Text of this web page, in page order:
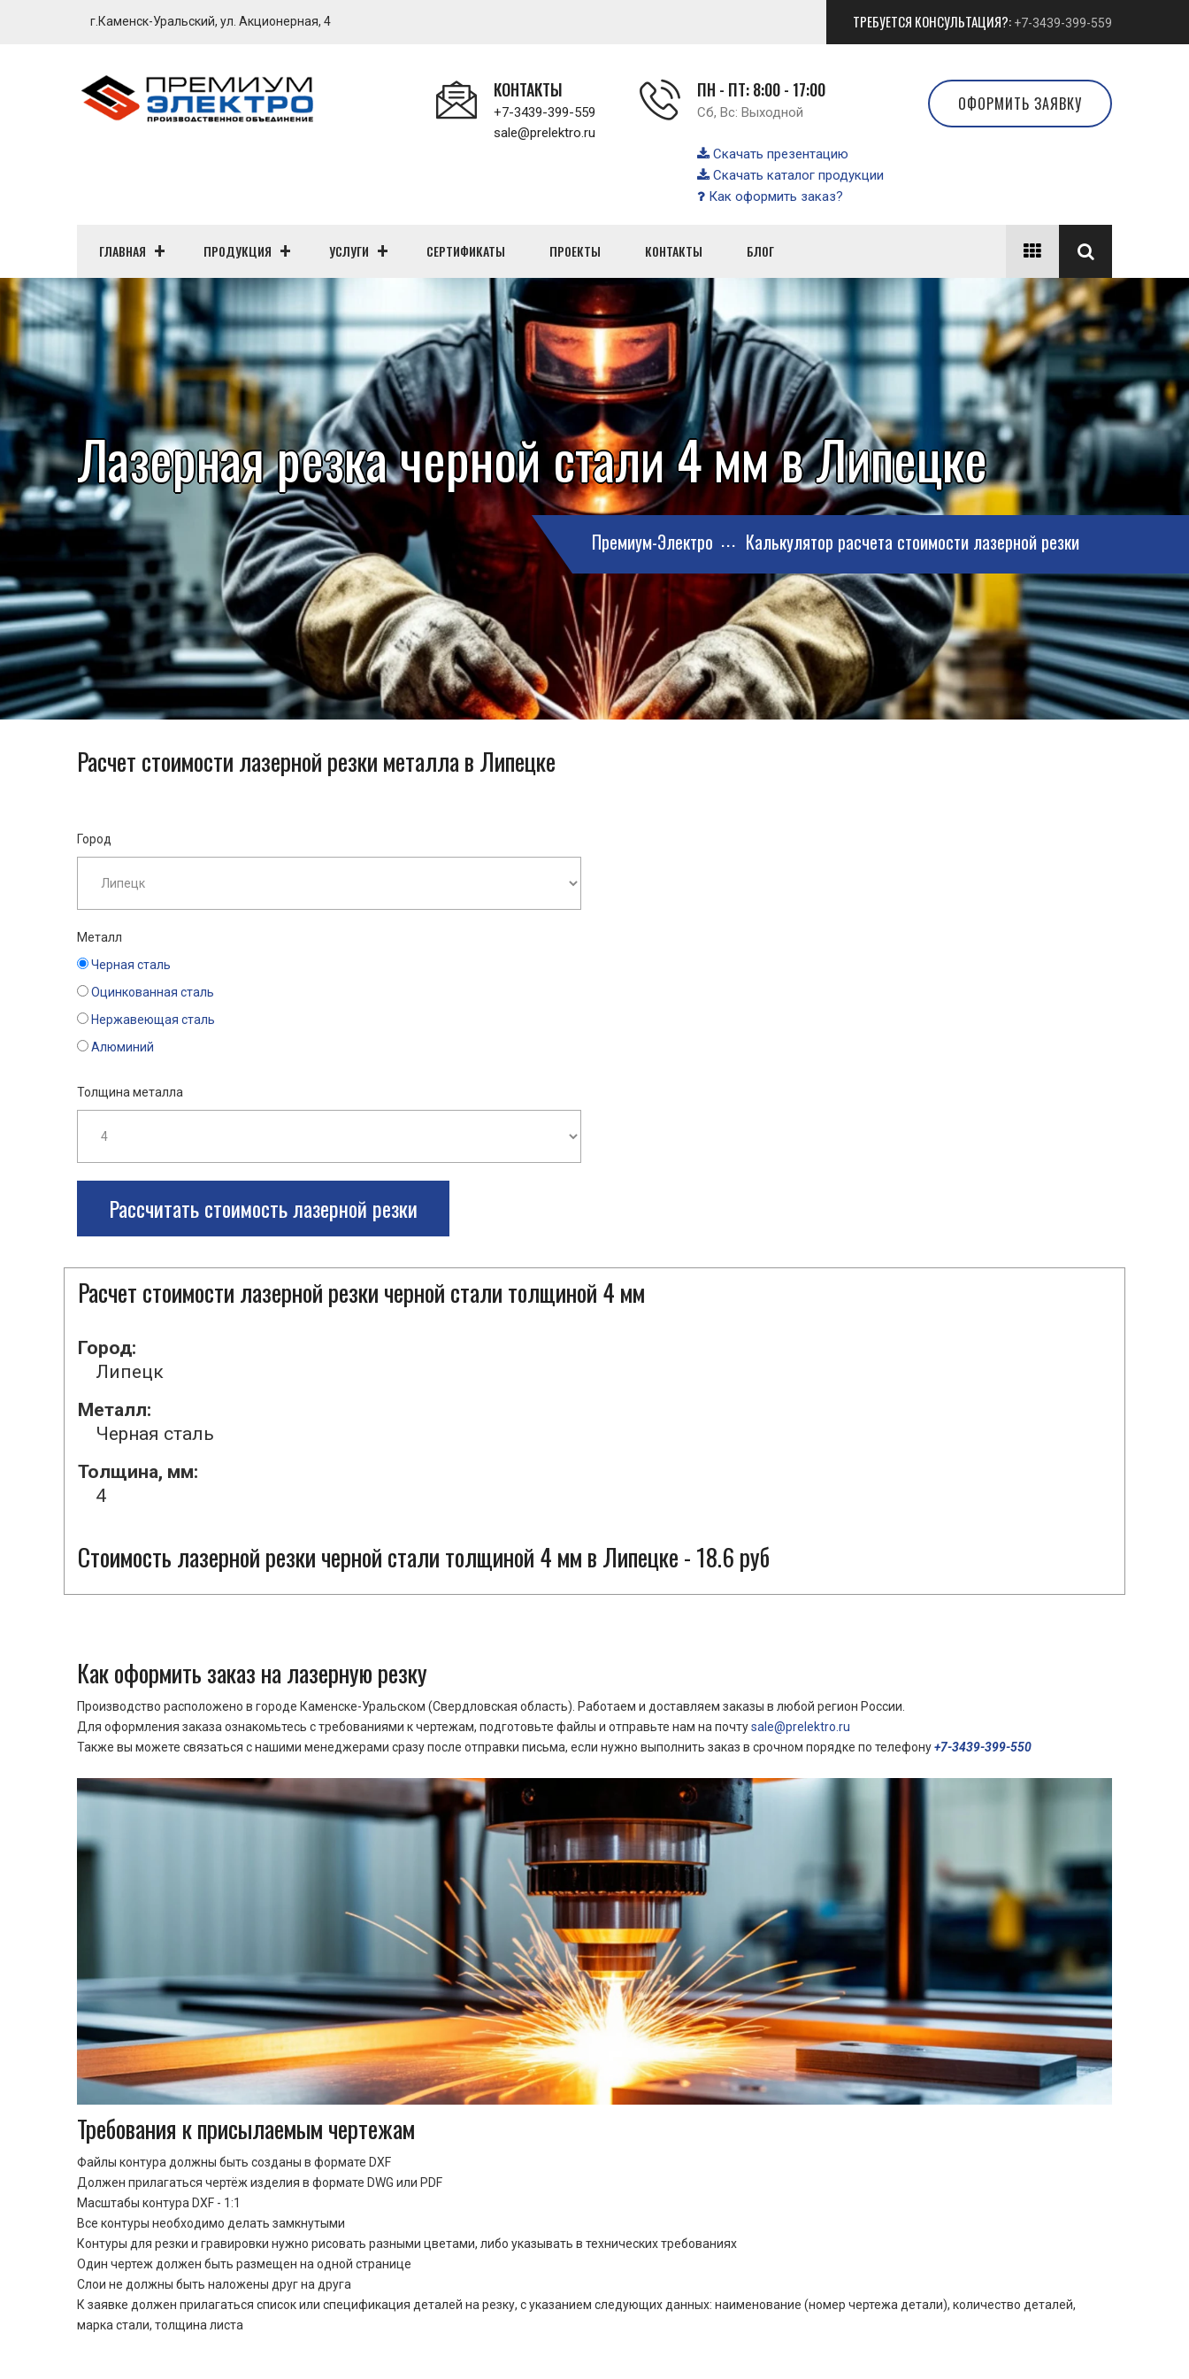
г.Каменск-Уральский, ул. Акционерная, 4 ТРЕБУЕТСЯ КОНСУЛЬТАЦИЯ?: +7-3439-399-559
КОНТАКТЫ
+7-3439-399-559
sale@prelektro.ru
ПН - ПТ: 8:00 - 17:00
Сб, Вс: Выходной
Скачать презентацию
Скачать каталог продукции
Как оформить заказ?
ОФОРМИТЬ ЗАЯВКУ
ГЛАВНАЯ ПРОДУКЦИЯ УСЛУГИ СЕРТИФИКАТЫ ПРОЕКТЫ КОНТАКТЫ БЛОГ
Лазерная резка черной стали 4 мм в Липецке
Премиум-Электро Калькулятор расчета стоимости лазерной резки
Расчет стоимости лазерной резки металла в Липецке
Город
Металл
Черная сталь
Оцинкованная сталь
Нержавеющая сталь
Алюминий
Толщина металла
Рассчитать стоимость лазерной резки
Расчет стоимости лазерной резки черной стали толщиной 4 мм
Город:
Липецк
Металл:
Черная сталь
Толщина, мм:
4
Стоимость лазерной резки черной стали толщиной 4 мм в Липецке - 18.6 руб
Как оформить заказ на лазерную резку
Производство расположено в городе Каменске-Уральском (Свердловская область). Работаем и доставляем заказы в любой регион России.
Для оформления заказа ознакомьтесь с требованиями к чертежам, подготовьте файлы и отправьте нам на почтуsale@prelektro.ru
Также вы можете связаться с нашими менеджерами сразу после отправки письма, если нужно выполнить заказ в срочном порядке по телефону+7-3439-399-550
Требования к присылаемым чертежам
Файлы контура должны быть созданы в формате DXF
Должен прилагаться чертёж изделия в формате DWG или PDF
Масштабы контура DXF - 1:1
Все контуры необходимо делать замкнутыми
Контуры для резки и гравировки нужно рисовать разными цветами, либо указывать в технических требованиях
Один чертеж должен быть размещен на одной странице
Cлои не должны быть наложены друг на друга
К заявке должен прилагаться список или спецификация деталей на резку, с указанием следующих данных: наименование (номер чертежа детали), количество деталей,
марка стали, толщина листа